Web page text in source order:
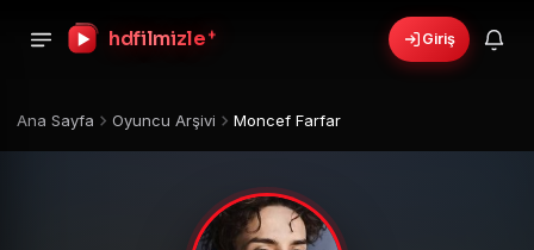
hdfilmizle + Giriş
Ana Sayfa Oyuncu Arşivi Moncef Farfar